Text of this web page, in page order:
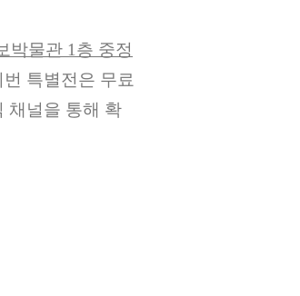
박물관 1 층 중정
번 특별전은 무료
채널을 통해 확